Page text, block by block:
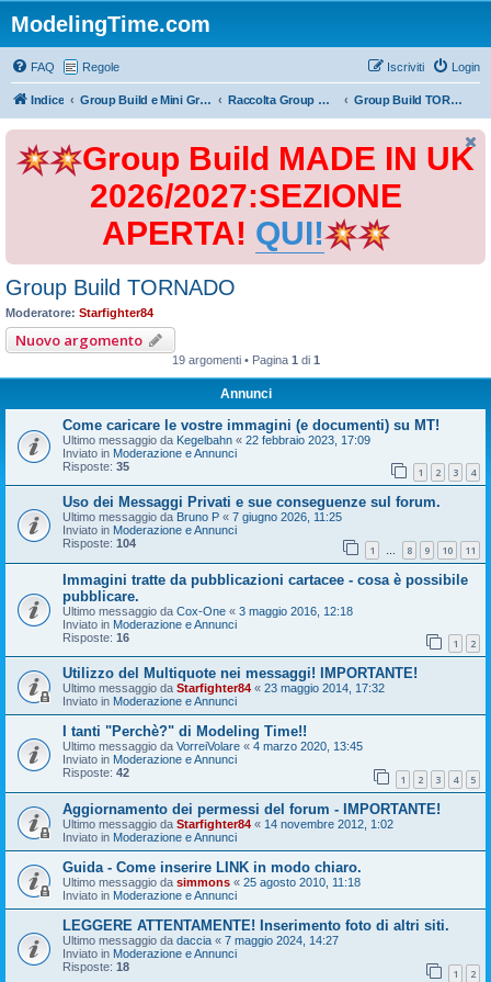
ModelingTime.com
FAQ Regole Login
Iscriviti
Indice Group Build e Mini Group Build Raccolta Group Build Group Build TORNADO
Group Build MADE IN UK
2026/2027:SEZIONE
APERTA! QUI!
Group Build TORNADO
Moderatore: Starfighter84
Nuovo argomento
19 argomenti • Pagina 1 di 1
Annunci
Come caricare le vostre immagini (e documenti) su MT!
Ultimo messaggio da Kegelbahn « 22 febbraio 2023, 17:09
Inviato in Moderazione e Annunci
Risposte: 35 1 2 3 4
Uso dei Messaggi Privati e sue conseguenze sul forum.
Ultimo messaggio da Bruno P « 7 giugno 2026, 11:25
Inviato in Moderazione e Annunci
Risposte: 104 1 … 8 9 10 11
Immagini tratte da pubblicazioni cartacee - cosa è possibile
pubblicare.
Ultimo messaggio da Cox-One « 3 maggio 2016, 12:18
Inviato in Moderazione e Annunci
Risposte: 16 1 2
Utilizzo del Multiquote nei messaggi! IMPORTANTE!
Ultimo messaggio da Starfighter84 « 23 maggio 2014, 17:32
Inviato in Moderazione e Annunci
I tanti "Perchè?" di Modeling Time!!
Ultimo messaggio da VorreiVolare « 4 marzo 2020, 13:45
Inviato in Moderazione e Annunci
Risposte: 42 1 2 3 4 5
Aggiornamento dei permessi del forum - IMPORTANTE!
Ultimo messaggio da Starfighter84 « 14 novembre 2012, 1:02
Inviato in Moderazione e Annunci
Guida - Come inserire LINK in modo chiaro.
Ultimo messaggio da simmons « 25 agosto 2010, 11:18
Inviato in Moderazione e Annunci
LEGGERE ATTENTAMENTE! Inserimento foto di altri siti.
Ultimo messaggio da daccia « 7 maggio 2024, 14:27
Inviato in Moderazione e Annunci
Risposte: 18 1 2